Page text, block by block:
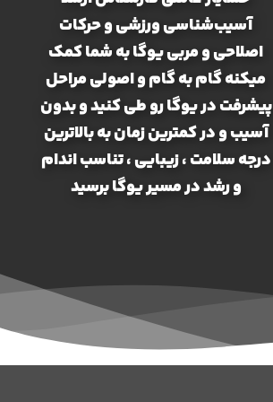
آسیب‌شناسی ورزشی و حرکات
اصلاحی و مربی یوگا به شما کمک
میکنه گام به گام و اصولی مراحل
پیشرفت در یوگا رو طی کنید و بدون
آسیب و در کمترین زمان به بالاترین
درجه سلامت ، زیبایی ، تناسب اندام
و رشد در مسیر یوگا برسید